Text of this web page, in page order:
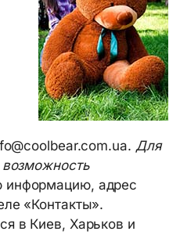
Для
информацию, адрес
«Контакты».
в Киев, Харьков и